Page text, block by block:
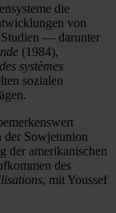
die
von
Studien — darunter
(1984),
systèmes
sozialen
der Sowjetunion
der amerikanischen
des
, mit Youssef